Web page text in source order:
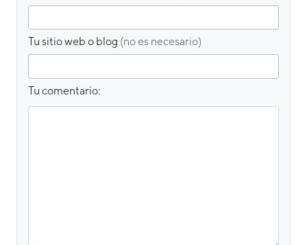
Tu sitio web o blog (no es necesario)
Tu comentario: